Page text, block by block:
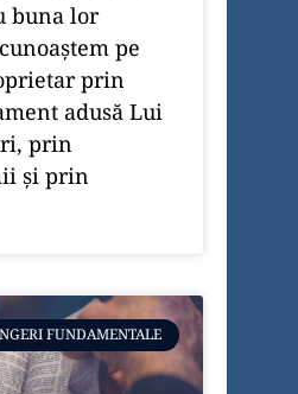
buna lor
pe
prin
adusă Lui
prin
şi prin
FUNDAMENTALE